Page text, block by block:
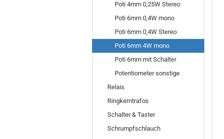
Poti 4mm 0,25W Stereo
Poti 6mm 0,4W mono
Poti 6mm 0,4W Stereo
Poti 6mm 4W mono
Poti 6mm mit Schalter
Potentiometer sonstige
Relais
Ringkerntrafos
Schalter & Taster
Schrumpfschlauch